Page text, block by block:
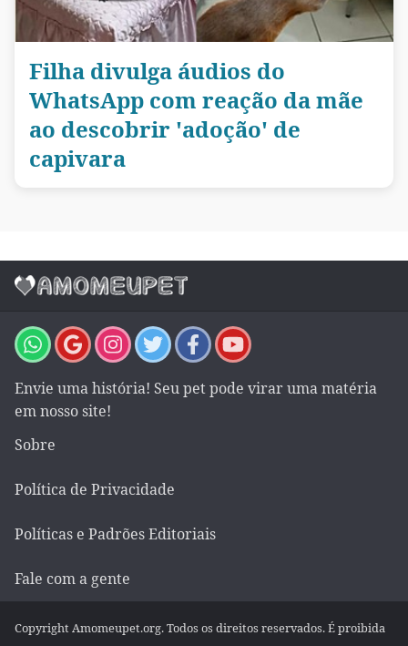
Filha divulga áudios do
WhatsApp com reação da mãe
ao descobrir 'adoção' de
capivara
Envie uma história! Seu pet pode virar uma matéria
em nosso site!
Sobre
Política de Privacidade
Políticas e Padrões Editoriais
Fale com a gente
Copyright Amomeupet.org. Todos os direitos reservados. É proibida